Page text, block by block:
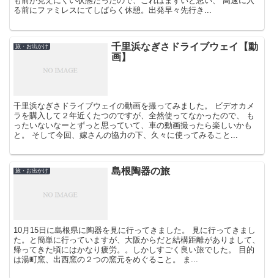
る前にファミレスにてしばらく休憩。出発早々先行き...
旅・お出かけ
千里浜なぎさドライブウェイ【動
画】
千里浜なぎさドライブウェイの動画を撮ってみました。 ビデオカメ
ラを購入して２年近くたつのですが、全然使ってなかったので、 も
ったいないなーとずっと思っていて、車の動画撮ったら楽しいかも
と。 そして今回、嫁さんの協力の下、久々に使ってみること...
旅・お出かけ 島根陶器の旅
10月15日に島根県に陶器を見に行ってきました。 見に行ってきまし
た。と簡単に行っていますが、大阪からだと結構距離がありまして、
帰ってきた頃にはかなり疲労。。しかしすごく良い旅でした。 目的
は湯町窯、出西窯の２つの窯元をめぐること。 ま...